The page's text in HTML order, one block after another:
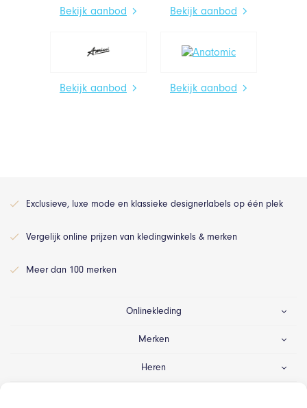
Bekijk aanbod Bekijk aanbod
Bekijk aanbod Bekijk aanbod
Exclusieve, luxe mode en klassieke designerlabels op één plek
Vergelijk online prijzen van kledingwinkels & merken
Meer dan 100 merken
Onlinekleding
Merken
Heren